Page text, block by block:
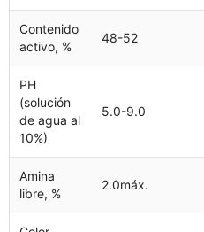
Contenido
activo, %
48-52
PH
(solución
de agua al
10%)
5.0-9.0
Amina
libre, %
2.0máx.